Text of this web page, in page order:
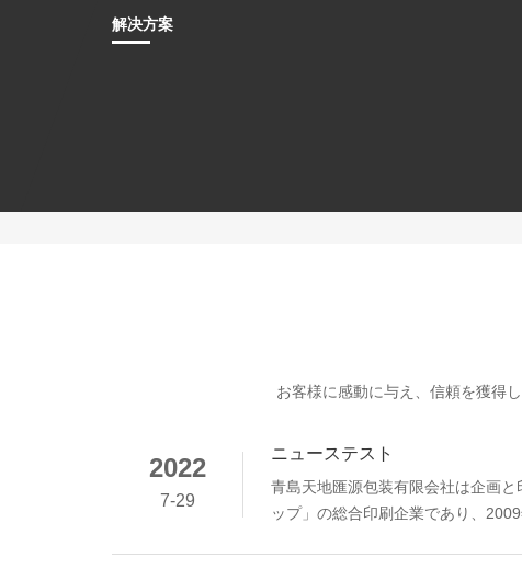
解决方案
お客様に感動に与え、信頼を獲得
2022
7-29
ニューステスト
青島天地匯源包装有限会社は企画
ップ」の総合印刷企業であり、